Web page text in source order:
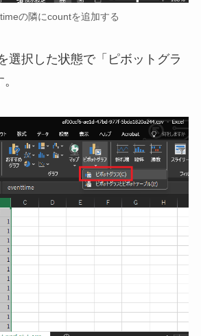
の隣にcountを追加する
選択した状態で「ピボットグラ